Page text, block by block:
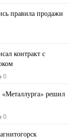
правила продажи
контракт с
0
решил
0